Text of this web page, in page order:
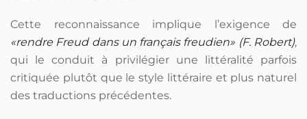
Cette reconnaissance implique l’exigence de
«rendre Freud dans un français freudien» (F. Robert),
qui le conduit à privilégier une littéralité parfois
critiquée plutôt que le style littéraire et plus naturel
des traductions précédentes.